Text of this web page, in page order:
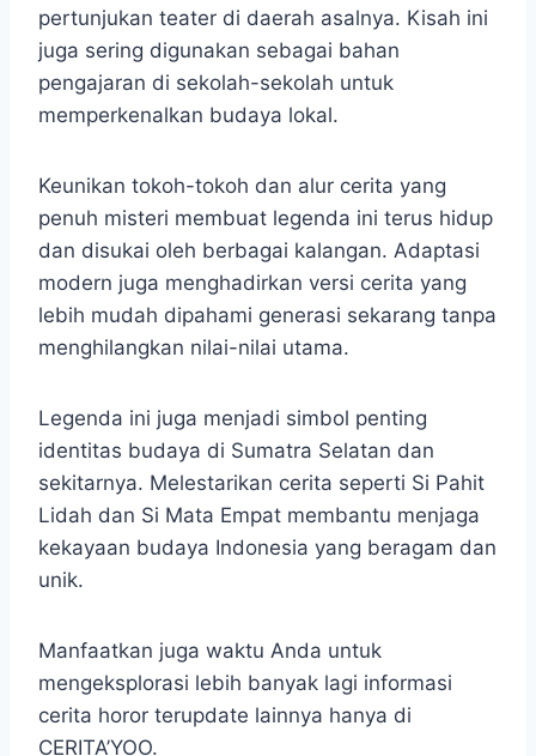
pertunjukan teater di daerah asalnya. Kisah ini
juga sering digunakan sebagai bahan
pengajaran di sekolah-sekolah untuk
memperkenalkan budaya lokal.
Keunikan tokoh-tokoh dan alur cerita yang
penuh misteri membuat legenda ini terus hidup
dan disukai oleh berbagai kalangan. Adaptasi
modern juga menghadirkan versi cerita yang
lebih mudah dipahami generasi sekarang tanpa
menghilangkan nilai-nilai utama.
Legenda ini juga menjadi simbol penting
identitas budaya di Sumatra Selatan dan
sekitarnya. Melestarikan cerita seperti Si Pahit
Lidah dan Si Mata Empat membantu menjaga
kekayaan budaya Indonesia yang beragam dan
unik.
Manfaatkan juga waktu Anda untuk
mengeksplorasi lebih banyak lagi informasi
cerita horor terupdate lainnya hanya di
CERITA’YOO.